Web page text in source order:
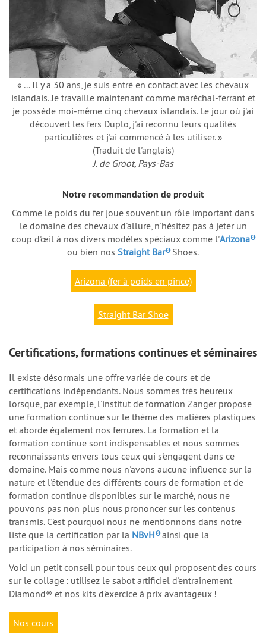
« ... Il y a 30 ans, je suis entré en contact avec les chevaux
islandais. Je travaille maintenant comme maréchal-ferrant et
je possède moi-même cinq chevaux islandais. Le jour où j'ai
découvert les fers Duplo, j'ai reconnu leurs qualités
particulières et j'ai commencé à les utiliser. »
(Traduit de l'anglais)
J. de Groot, Pays-Bas
Notre recommandation de produit
Comme le poids du fer joue souvent un rôle important dans
le domaine des chevaux d'allure, n'hésitez pas à jeter un
coup d'œil à nos divers modèles spéciaux comme l'Arizona
ou bien nos Straight Bar Shoes.
Arizona (fer à poids en pince)
Straight Bar Shoe
Certifications, formations continues et séminaires
Il existe désormais une offre variée de cours et de
certifications indépendants. Nous sommes très heureux
lorsque, par exemple, l'institut de formation Zangerpropose
une formation continue sur le thème des matières plastiques
et aborde également nos ferrures. La formation et la
formation continue sont indispensables et nous sommes
reconnaissants envers tous ceux qui s'engagent dans ce
domaine. Mais comme nous n'avons aucune influence sur la
nature et l'étendue des différents cours de formation et de
formation continue disponibles sur le marché, nous ne
pouvons pas non plus nous prononcer sur les contenus
transmis. C'est pourquoi nous ne mentionnons dans notre
liste que la certification par la NBvH ainsi que la
participation à nos séminaires.
Voici un petit conseil pour tous ceux qui proposent des cours
sur le collage : utilisez le sabot artificiel d'entraînement
Diamond® et nos kits d'exercice à prix avantageux !
Nos cours